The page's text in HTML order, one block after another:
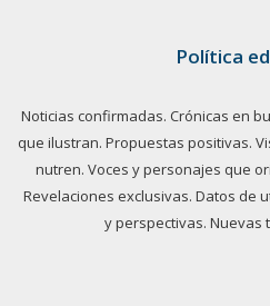
Política
Noticias confirmadas. Crónicas en
que ilustran. Propuestas positivas.
nutren. Voces y personajes que
Revelaciones exclusivas. Datos de
y perspectivas. Nuevas